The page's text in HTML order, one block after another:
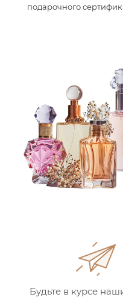
подарочного
Будьте в курсе